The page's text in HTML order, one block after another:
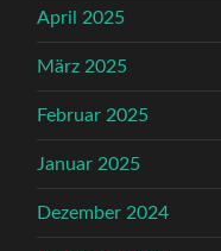
April 2025
März 2025
Februar 2025
Januar 2025
Dezember 2024